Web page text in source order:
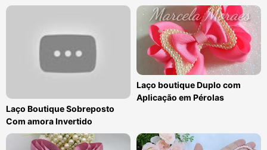
Laço Boutique Sobreposto
Com amora Invertido
Laço boutique Duplo com
Aplicação em Pérolas